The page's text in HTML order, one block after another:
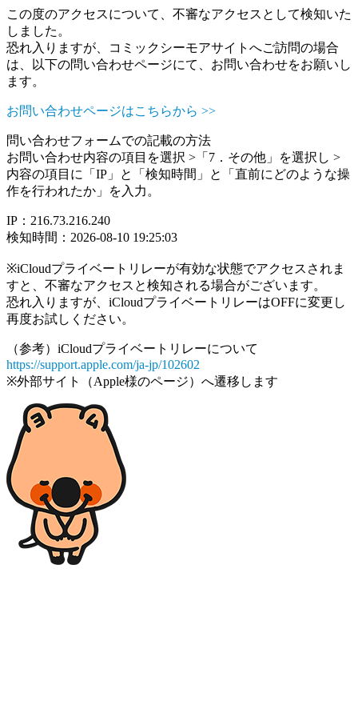
この度のアクセスについて、不審なアクセスとして検知いた
しました。
恐れ入りますが、コミックシーモアサイトへご訪問の場合
は、以下の問い合わせページにて、お問い合わせをお願いし
ます。
お問い合わせページはこちらから >>
問い合わせフォームでの記載の方法
お問い合わせ内容の項目を選択 >「7．その他」を選択し >
内容の項目に「IP」と「検知時間」と「直前にどのような操
作を行われたか」を入力。
IP：216.73.216.240
検知時間：2026-08-10 19:25:03
※iCloudプライベートリレーが有効な状態でアクセスされま
すと、不審なアクセスと検知される場合がございます。
恐れ入りますが、iCloudプライベートリレーはOFFに変更し
再度お試しください。
（参考）iCloudプライベートリレーについて
https://support.apple.com/ja-jp/102602
※外部サイト（Apple様のページ）へ遷移します